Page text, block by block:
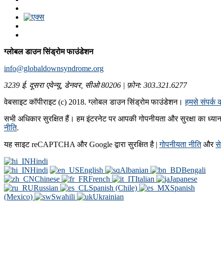
ग्लोबल डाउन सिंड्रोम फाउंडेशन
info@globaldownsyndrome.org
3239 ई. दूसरा एवेन्यू, डेनवर, सीओ 80206 | फ़ोन: 303.321.6277
वेबसाइट कॉपीराइट (c) 2018. ग्लोबल डाउन सिंड्रोम फाउंडेशन।हमसे संपर्क
सभी अधिकार सुरक्षित हैं। हम इंटरनेट पर आपकी गोपनीयता और सुरक्षा का
नीति.
यह साइट reCAPTCHA और Google द्वारा सुरक्षित है |गोपनीयता नीतिऔर
Hindi
Hindi
English Albanian
Bengali
Chinese
French Italian
Japanese
Russian
Spanish (Chile)
Spanish
(Mexico)
Swahili Ukrainian